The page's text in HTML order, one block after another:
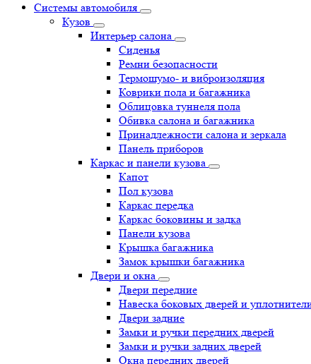
Системы автомобиля
Кузов
Интерьер салона
Сиденья
Ремни безопасности
Термошумо- и виброизоляция
Коврики пола и багажника
Облицовка туннеля пола
Обивка салона и багажника
Принадлежности салона и зеркала
Панель приборов
Каркас и панели кузова
Капот
Пол кузова
Каркас передка
Каркас боковины и задка
Панели кузова
Крышка багажника
Замок крышки багажника
Двери и окна
Двери передние
Навеска боковых дверей и
Двери задние
Замки и ручки передних дверей
Замки и ручки задних дверей
Окна передних дверей